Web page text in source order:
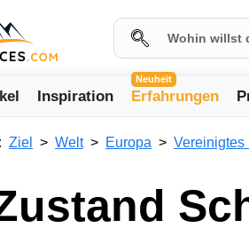
Inspiration
Neuheit
Erfahrungen
Ziel Welt Europa Vereinigtes